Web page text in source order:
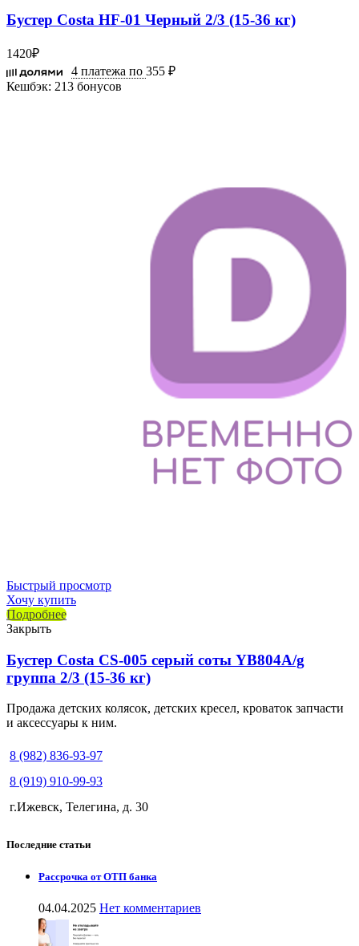
Бустер Costa HF-01 Черный 2/3 (15-36 кг)
1420₽
4 платежа по 355 ₽
Кешбэк: 213 бонусов
Быстрый просмотр
Хочу купить
Подробнее
Закрыть
Бустер Costa CS-005 серый соты YB804A/g
группа 2/3 (15-36 кг)
Продажа детских колясок, детских кресел, кроваток запчасти
и аксессуары к ним.
8 (982) 836-93-97
8 (919) 910-99-93
г.Ижевск, Телегина, д. 30
Последние статьи
Рассрочка от ОТП банка
04.04.2025 Нет комментариев